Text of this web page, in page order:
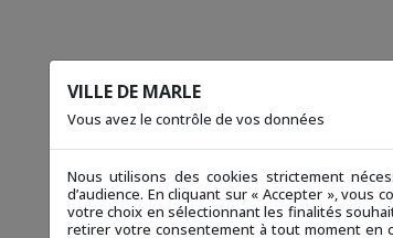
VILLE DE MARLE
Vous avez le contrôle de vos données
Nous utilisons des cookies strictement
d’audience. En cliquant sur « Accepter », vous
votre choix en sélectionnant les finalités
retirer votre consentement à tout moment en